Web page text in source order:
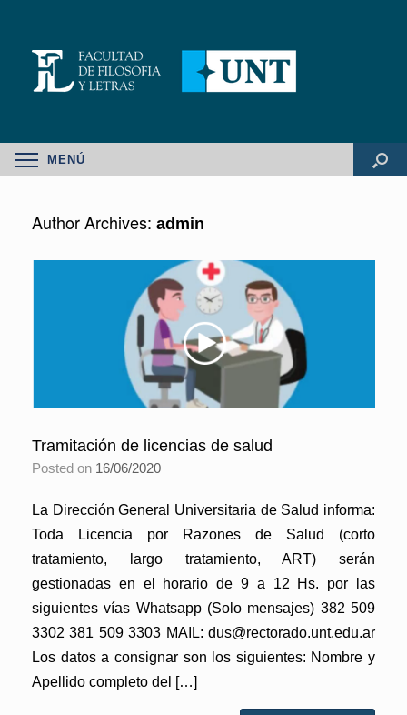
MENÚ
Author Archives: admin
Tramitación de licencias de salud
Posted on 16/06/2020
La Dirección General Universitaria de Salud informa:
Toda Licencia por Razones de Salud (corto
tratamiento, largo tratamiento, ART) serán
gestionadas en el horario de 9 a 12 Hs. por las
siguientes vías Whatsapp (Solo mensajes) 382 509
3302 381 509 3303 MAIL: dus@rectorado.unt.edu.ar
Los datos a consignar son los siguientes: Nombre y
Apellido completo del […]